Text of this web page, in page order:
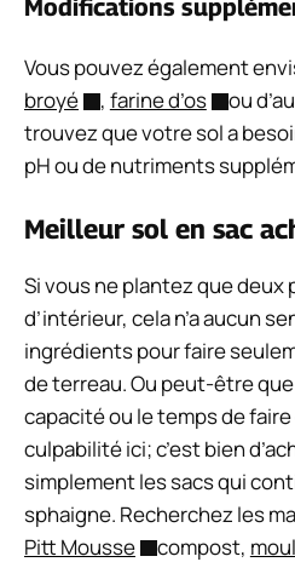
Modifications
Vous pouvez également
broyé
, farine d’os
ou
trouvez que votre sol a
pH ou de nutriments
Meilleur sol en sac
Si vous ne plantez que
d’intérieur, cela n’a aucun
ingrédients pour faire
de terreau. Ou peut-être que
capacité ou le temps de
culpabilité ici; c’est bien
simplement les sacs qui
sphaigne. Recherchez les
Pitt Mousse
compost,